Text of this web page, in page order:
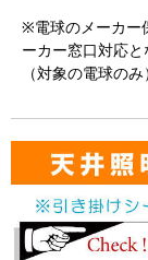
※電球のメーカー
ーカー窓口対応
（対象の電球のみ